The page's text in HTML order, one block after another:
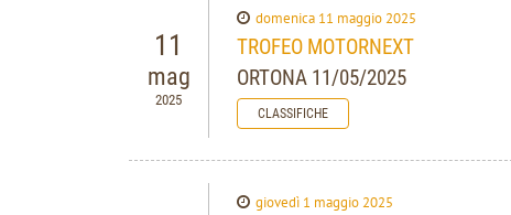
11
mag
2025
domenica 11 maggio 2025
TROFEO MOTORNEXT
ORTONA 11/05/2025
CLASSIFICHE
giovedì 1 maggio 2025